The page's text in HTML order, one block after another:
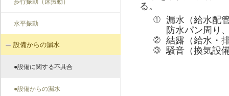
水平振動
設備からの漏水
●設備に関する不具合
●設備からの漏水
る。
①
漏水（給水配
防水パン周り
② 結露（給水・
③ 騒音（換気設